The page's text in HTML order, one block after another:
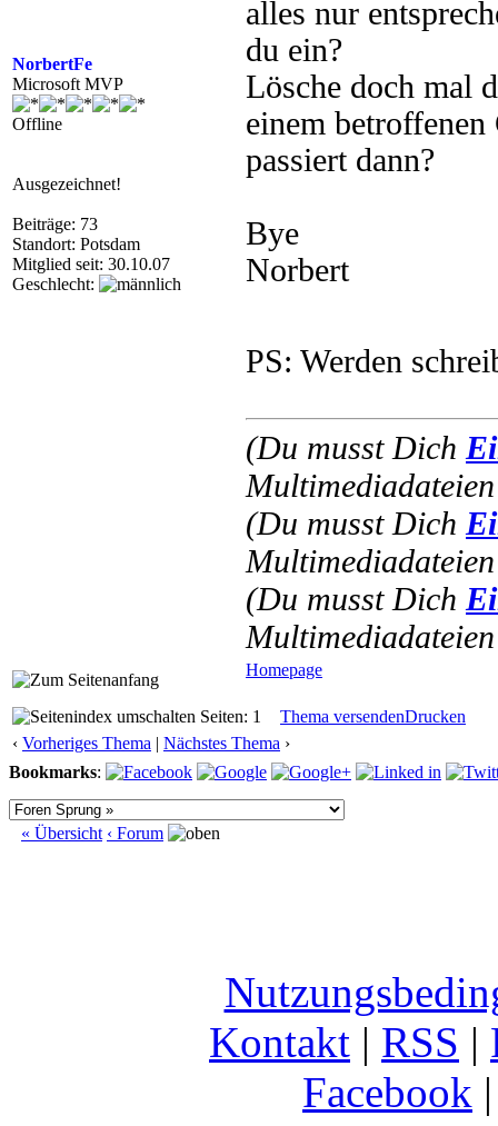
NorbertFe
Microsoft MVP
Offline
Ausgezeichnet!
Beiträge: 73
Standort: Potsdam
Mitglied seit: 30.10.07
Geschlecht:
alles nur
du ein?
Lösche doch mal
einem betroffenen
passiert dann?
Bye
Norbert
PS: Werden
(Du musst Dich
(Du musst Dich
(Du musst Dich
Homepage
Seiten: 1 Thema versendenDrucken
‹ Vorheriges Thema | Nächstes Thema ›
Bookmarks:
« Übersicht ‹ Forum
Kontakt | RSS |
Facebook